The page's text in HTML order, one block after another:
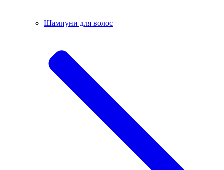
Шампуни для волос